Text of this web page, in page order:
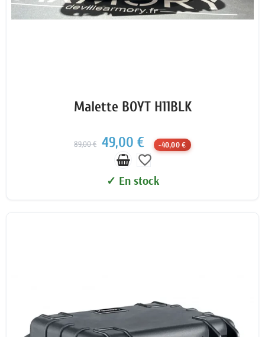
Malette BOYT H11BLK
89,00 € 49,00 € -40,00 €
favorite_border
✓ En stock